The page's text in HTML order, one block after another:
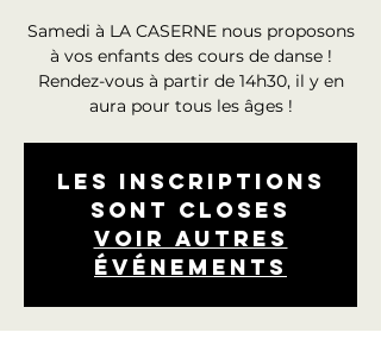
Samedi à LA CASERNE nous proposons
à vos enfants des cours de danse !
Rendez-vous à partir de 14h30, il y en
aura pour tous les âges !
Les inscriptions
sont closes
Voir autres
événements